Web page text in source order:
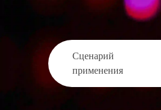
Сценарий
применения